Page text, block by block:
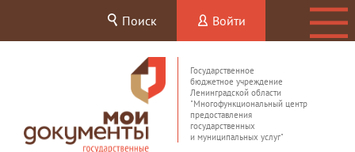
Поиск Войти
Государственное
бюджетное учреждение
Ленинградской области
"Многофункциональный центр
предоставления
государственных
и муниципальных услуг"